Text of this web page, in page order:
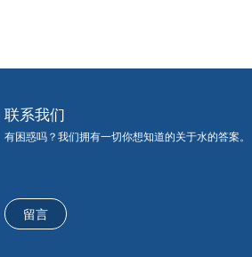
联系我们
有困惑吗？我们拥有一切你想知道的关于水的答案。
留言